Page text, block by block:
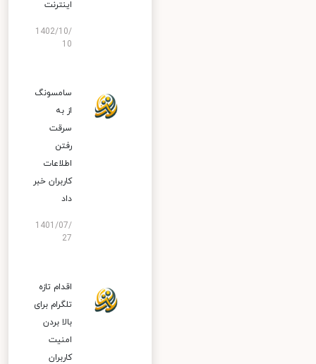
اینترنت
1402/10/
10
سامسونگ
از به
سرقت
رفتن
اطلاعات
کاربران خبر
داد
1401/07/
27
اقدام تازه
تلگرام برای
بالا بردن
امنیت
کاربران